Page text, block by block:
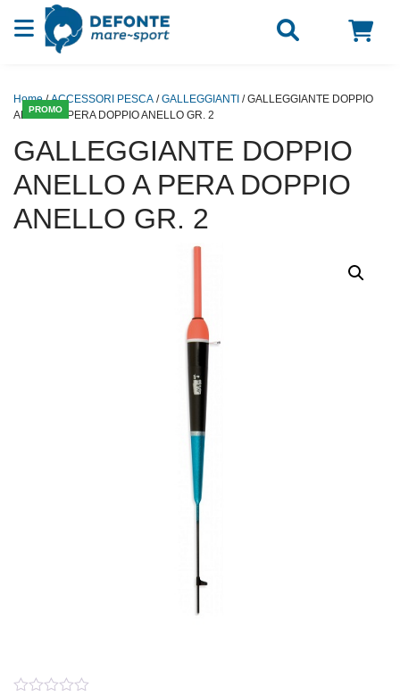
Vai al contenuto
PROMO
Home/ACCESSORI PESCA /GALLEGGIANTI / GALLEGGIANTE DOPPIO
ANELLO A PERA DOPPIO ANELLO GR. 2
GALLEGGIANTE DOPPIO
ANELLO A PERA DOPPIO
ANELLO GR. 2